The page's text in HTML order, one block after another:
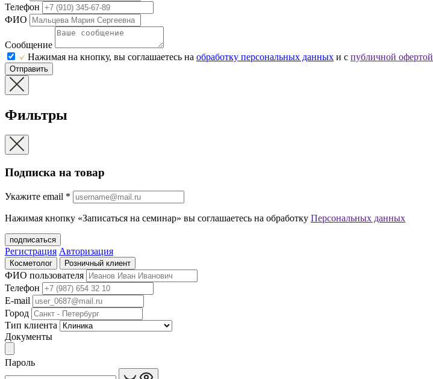
Телефон
ФИО
Сообщение
Нажимая на кнопку, вы соглашаетесь на обработку персональных данных и с публичной офертой
Отправить
Фильтры
Подписка на товар
Укажите еmail *
Нажимая кнопку «Записаться на семинар» вы соглашаетесь на обработку Персональных данных
подписаться
Регистрация Авторизация
Косметолог Розничный клиент
ФИО пользователя
Телефон
E-mail
Город
Тип клиента
Документы
Пароль